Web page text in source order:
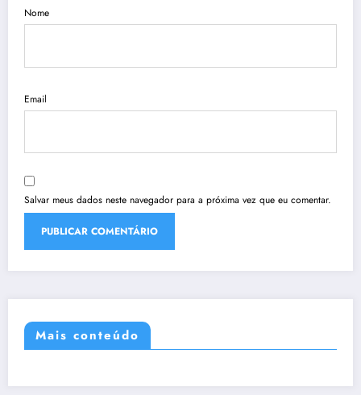
Nome
Email
Salvar meus dados neste navegador para a próxima vez que eu comentar.
Mais conteúdo